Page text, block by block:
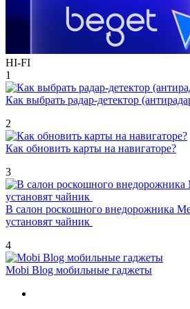
HI-FI
1
Как выбрать радар-детектор
2
Как обновить карты на навигаторе?
3
В салон роскошного внедорожника
установят чайник
4
Mobi Blog мобильные гаджеты